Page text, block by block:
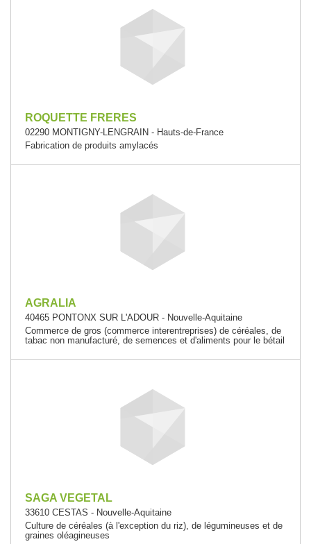
ROQUETTE FRERES
02290 MONTIGNY-LENGRAIN - Hauts-de-France
Fabrication de produits amylacés
AGRALIA
40465 PONTONX SUR L'ADOUR - Nouvelle-Aquitaine
Commerce de gros (commerce interentreprises) de céréales, de
tabac non manufacturé, de semences et d'aliments pour le bétail
SAGA VEGETAL
33610 CESTAS - Nouvelle-Aquitaine
Culture de céréales (à l'exception du riz), de légumineuses et de
graines oléagineuses